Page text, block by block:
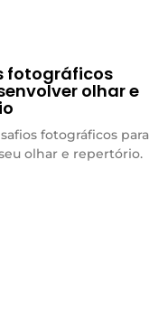
fotográficos
olhar e
fotográficos para
olhar e repertório.